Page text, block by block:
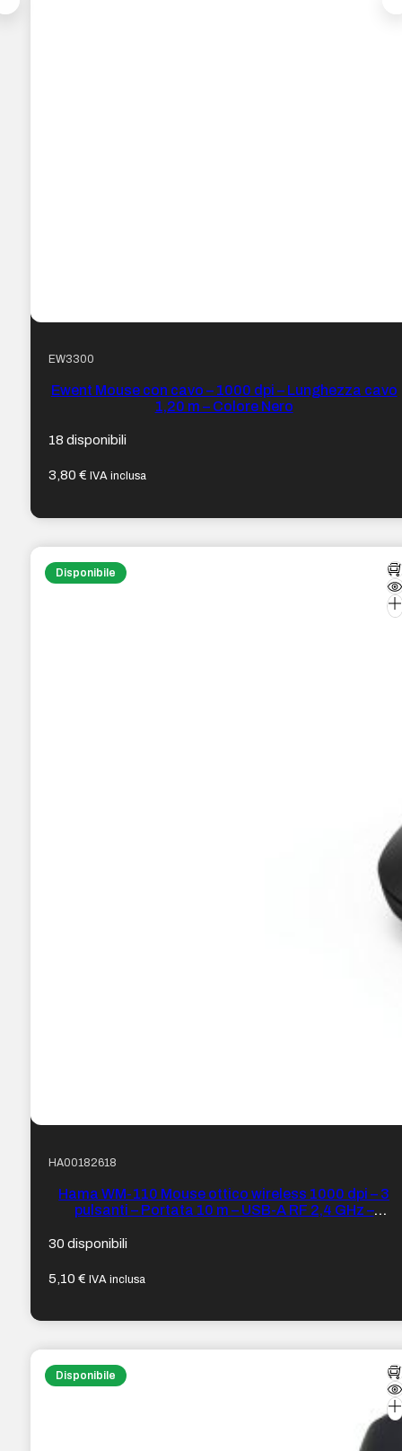
EW3300
Ewent Mouse con cavo – 1000 dpi – Lunghezza cavo
1,20 m – Colore Nero
18 disponibili
3,80€ IVA inclusa
Disponibile
HA00182618
Hama WM-110 Mouse ottico wireless 1000 dpi – 3
pulsanti – Portata 10 m – USB-A RF 2,4 GHz –
30 disponibili
5,10€ IVA inclusa
Disponibile